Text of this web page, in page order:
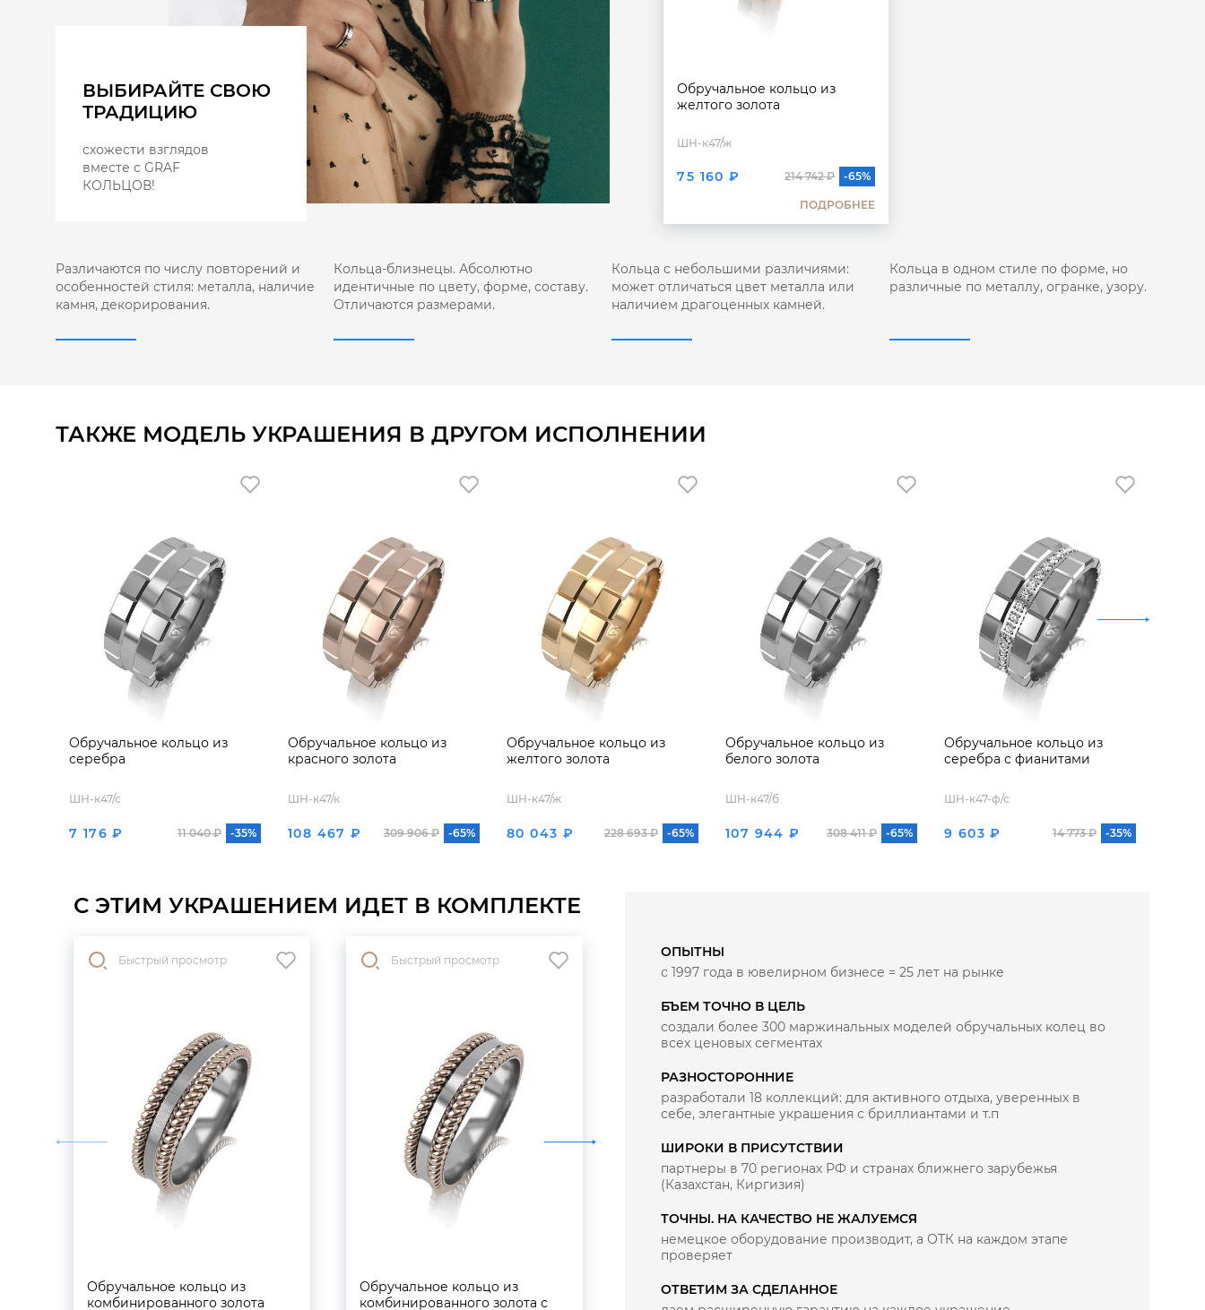
ВЫБИРАЙТЕ СВОЮ
ТРАДИЦИЮ
схожести взглядов
вместе с GRAF
КОЛЬЦОВ!
Обручальное кольцо из
желтого золота
ШН-к47/ж
75 160 ₽ 214 742 ₽ -65%
ПОДРОБНЕЕ
Различаются по числу повторений и
особенностей стиля: металла, наличие
камня, декорирования.
Кольца-близнецы. Абсолютно
идентичные по цвету, форме, составу.
Отличаются размерами.
Кольца с небольшими различиями:
может отличаться цвет металла или
наличием драгоценных камней.
Кольца в одном стиле по форме, но
различные по металлу, огранке, узору.
ТАКЖЕ МОДЕЛЬ УКРАШЕНИЯ В ДРУГОМ ИСПОЛНЕНИИ
Обручальное кольцо из
серебра
ШН-к47/с
7 176 ₽ 11 040 ₽ -35%
Обручальное кольцо из
красного золота
ШН-к47/к
108 467 ₽ 309 906 ₽ -65%
Обручальное кольцо из
желтого золота
ШН-к47/ж
80 043 ₽ 228 693 ₽ -65%
Обручальное кольцо из
белого золота
ШН-к47/б
107 944 ₽ 308 411 ₽ -65%
Обручальное кольцо из
серебра с фианитами
ШН-к47-ф/с
9 603 ₽ 14 773 ₽ -35%
С ЭТИМ УКРАШЕНИЕМ ИДЕТ В КОМПЛЕКТЕ
Быстрый просмотр
Обручальное кольцо из
комбинированного золота
Быстрый просмотр
Обручальное кольцо из
комбинированного золота с
Быстрый просмотр
Кольцо из комбинированного
ОПЫТНЫ
с 1997 года в ювелирном бизнесе = 25 лет на рынке
БЪЕМ ТОЧНО В ЦЕЛЬ
создали более 300 маржинальных моделей обручальных колец во
всех ценовых сегментах
РАЗНОСТОРОННИЕ
разработали 18 коллекций: для активного отдыха, уверенных в
себе, элегантные украшения с бриллиантами и т.п
ШИРОКИ В ПРИСУТСТВИИ
партнеры в 70 регионах РФ и странах ближнего зарубежья
(Казахстан, Киргизия)
ТОЧНЫ. НА КАЧЕСТВО НЕ ЖАЛУЕМСЯ
немецкое оборудование производит, а ОТК на каждом этапе
проверяет
ОТВЕТИМ ЗА СДЕЛАННОЕ